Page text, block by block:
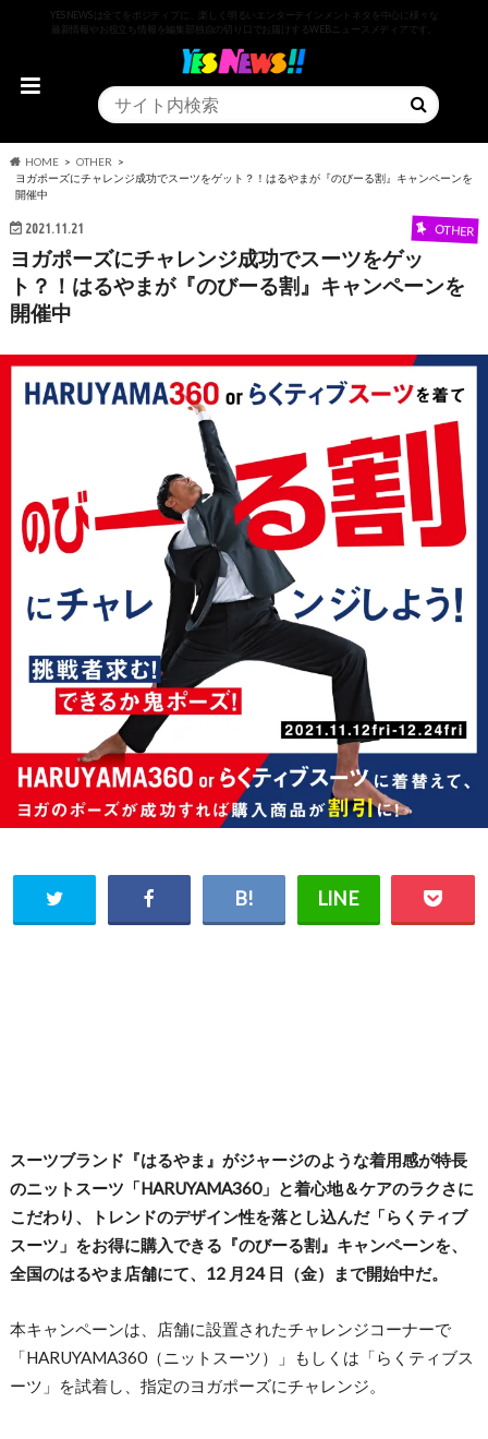
YESNEWSは全てをポジティブに、楽しく明るいエンターテインメントネタを中心に様々な
最新情報やお役立ち情報を編集部独自の切り口でお届けするWEBニュースメディアです。
HOME
OTHER
ヨガポーズにチャレンジ成功でスーツをゲット？！はるやまが『のびーる割』キャンペーンを
開催中
2021.11.21 OTHER
ヨガポーズにチャレンジ成功でスーツをゲッ
ト？！はるやまが『のびーる割』キャンペーンを
開催中
スーツブランド『はるやま』がジャージのような着用感が特長
のニットスーツ「HARUYAMA360」と着心地＆ケアのラクさに
こだわり、トレンドのデザイン性を落とし込んだ「らくティブ
スーツ」をお得に購入できる『のびーる割』キャンペーンを、
全国のはるやま店舗にて、12 月24 日（金）まで開始中だ。
本キャンペーンは、店舗に設置されたチャレンジコーナーで
「HARUYAMA360（ニットスーツ）」もしくは「らくティブス
ーツ」を試着し、指定のヨガポーズにチャレンジ。